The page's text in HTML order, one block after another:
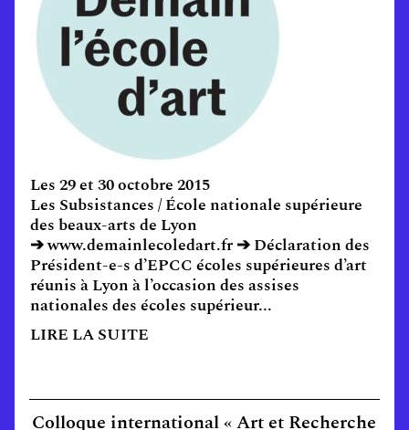
Les 29 et 30 octobre 2015
Les Subsistances / École nationale supérieure
des beaux-arts de Lyon
➔ www.demainlecoledart.fr ➔ Déclaration des
Président-e-s d’EPCC écoles supérieures d’art
réunis à Lyon à l’occasion des assises
nationales des écoles supérieur...
LIRE LA SUITE
Colloque international « Art et Recherche